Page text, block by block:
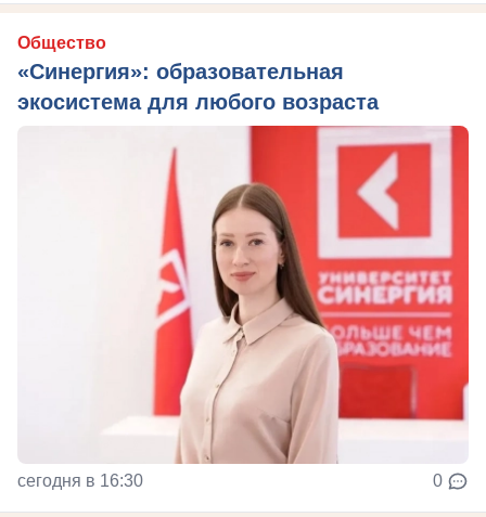
Общество
«Синергия»: образовательная
экосистема для любого возраста
сегодня в 16:30 0